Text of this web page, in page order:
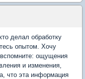
делал обработку
опытом. Хочу
вспомните: ощущения
и изменения,
что эта информация